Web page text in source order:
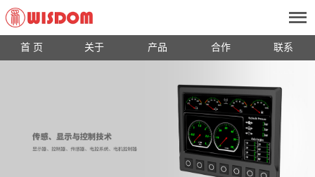
首 页 关于 产品 合作 联系